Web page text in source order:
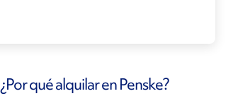
¿Por qué alquilar en Penske?